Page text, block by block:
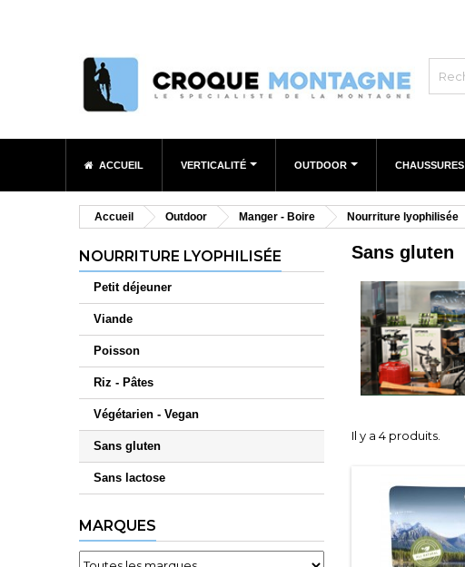
ACCUEIL VERTICALITÉ OUTDOOR CHAUSSURES
Accueil Outdoor Manger - Boire Nourriture lyophilisée
NOURRITURE LYOPHILISÉE
Petit déjeuner
Viande
Poisson
Riz - Pâtes
Végétarien - Vegan
Sans gluten
Sans lactose
MARQUES
Sans gluten
Il y a 4 produits.